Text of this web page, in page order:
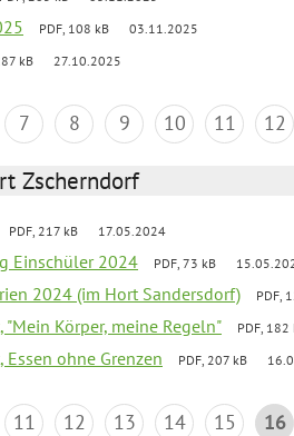
PDF, 108 kB 03.11.2025
kB 27.10.2025
7 8 9 10 11 12
Zscherndorf
PDF, 217 kB 17.05.2024
Einschüler 2024 PDF, 73 kB
2024 (im Hort Sandersdorf) PDF,
"Mein Körper, meine Regeln" PDF, 182
Essen ohne Grenzen PDF, 207 kB
11 12 13 14 15 16